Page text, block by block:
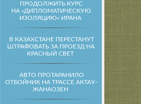
ПРОДОЛЖИТЬ КУРС
НА «ДИПЛОМАТИЧЕСКУЮ
ИЗОЛЯЦИЮ» ИРАНА
В КАЗАХСТАНЕ ПЕРЕСТАНУТ
ШТРАФОВАТЬ ЗА ПРОЕЗД НА
КРАСНЫЙ СВЕТ
АВТО ПРОТАРАНИЛО
ОТБОЙНИК НА ТРАССЕ АКТАУ-
ЖАНАОЗЕН